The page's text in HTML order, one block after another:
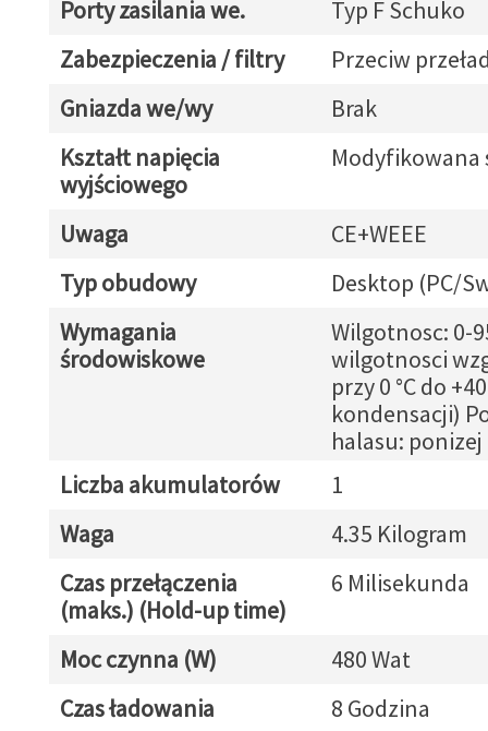
Porty zasilania we.
Typ F Schuko
Zabezpieczenia / filtry
Przeciw
Gniazda we/wy
Brak
Kształt napięcia
wyjściowego
Modyfikowana
Uwaga
CE+WEEE
Typ obudowy
Desktop (PC/
Wymagania
środowiskowe
Wilgotnosc: 0-
wilgotnosci
przy 0 °C do
kondensacji)
halasu: ponizej
Liczba akumulatorów
1
Waga
4.35 Kilogram
Czas przełączenia
(maks.) (Hold-up time)
6 Milisekunda
Moc czynna (W)
480 Wat
Czas ładowania
8 Godzina